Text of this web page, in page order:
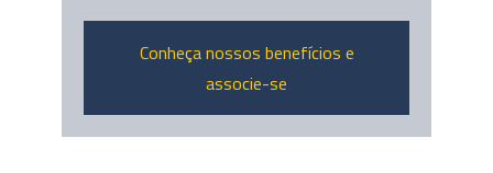
Conheça nossos benefícios e
associe-se